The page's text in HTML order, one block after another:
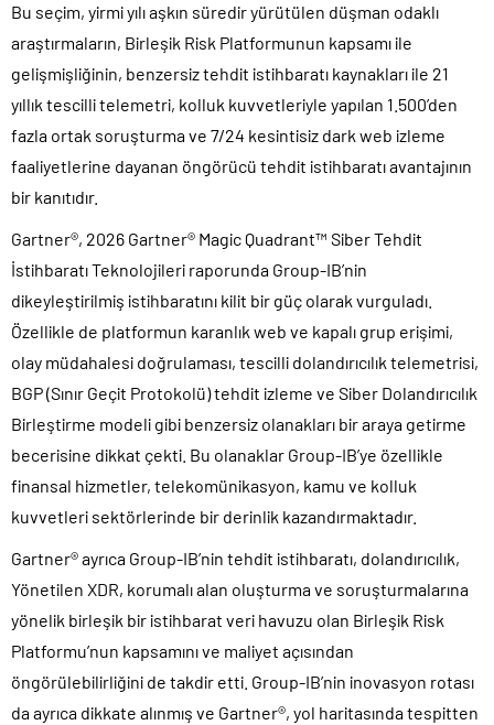
Bu seçim, yirmi yılı aşkın süredir yürütülen düşman odaklı
araştırmaların, Birleşik Risk Platformunun kapsamı ile
gelişmişliğinin, benzersiz tehdit istihbaratı kaynakları ile 21
yıllık tescilli telemetri, kolluk kuvvetleriyle yapılan 1.500’den
fazla ortak soruşturma ve 7/24 kesintisiz dark web izleme
faaliyetlerine dayanan öngörücü tehdit istihbaratı avantajının
bir kanıtıdır.
Gartner®, 2026 Gartner® Magic Quadrant™ Siber Tehdit
İstihbaratı Teknolojileri raporunda Group-IB’nin
dikeyleştirilmiş istihbaratını kilit bir güç olarak vurguladı.
Özellikle de platformun karanlık web ve kapalı grup erişimi,
olay müdahalesi doğrulaması, tescilli dolandırıcılık telemetrisi,
BGP (Sınır Geçit Protokolü) tehdit izleme ve Siber Dolandırıcılık
Birleştirme modeli gibi benzersiz olanakları bir araya getirme
becerisine dikkat çekti. Bu olanaklar Group-IB’ye özellikle
finansal hizmetler, telekomünikasyon, kamu ve kolluk
kuvvetleri sektörlerinde bir derinlik kazandırmaktadır.
Gartner® ayrıca Group-IB’nin tehdit istihbaratı, dolandırıcılık,
Yönetilen XDR, korumalı alan oluşturma ve soruşturmalarına
yönelik birleşik bir istihbarat veri havuzu olan Birleşik Risk
Platformu’nun kapsamını ve maliyet açısından
öngörülebilirliğini de takdir etti. Group-IB’nin inovasyon rotası
da ayrıca dikkate alınmış ve Gartner®, yol haritasında tespitten